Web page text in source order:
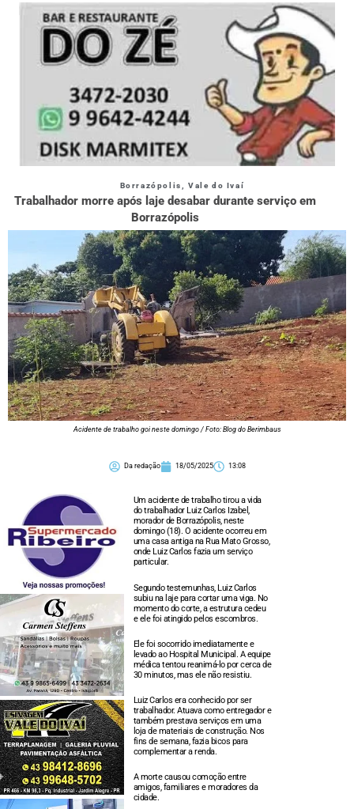
Borrazópolis ,Vale do Ivaí
Trabalhador morre após laje desabar durante serviço em
Borrazópolis
Acidente de trabalho goi neste domingo / Foto: Blog do Berimbaus
Da redação 18/05/2025 13:08
Um acidente de trabalho tirou a vida
do trabalhador Luiz Carlos Izabel,
morador de Borrazópolis, neste
domingo (18). O acidente ocorreu em
uma casa antiga na Rua Mato Grosso,
onde Luiz Carlos fazia um serviço
particular.
Segundo testemunhas, Luiz Carlos
subiu na laje para cortar uma viga. No
momento do corte, a estrutura cedeu
e ele foi atingido pelos escombros.
Ele foi socorrido imediatamente e
levado ao Hospital Municipal. A equipe
médica tentou reanimá-lo por cerca de
30 minutos, mas ele não resistiu.
Luiz Carlos era conhecido por ser
trabalhador. Atuava como entregador e
também prestava serviços em uma
loja de materiais de construção. Nos
fins de semana, fazia bicos para
complementar a renda.
A morte causou comoção entre
amigos, familiares e moradores da
cidade.